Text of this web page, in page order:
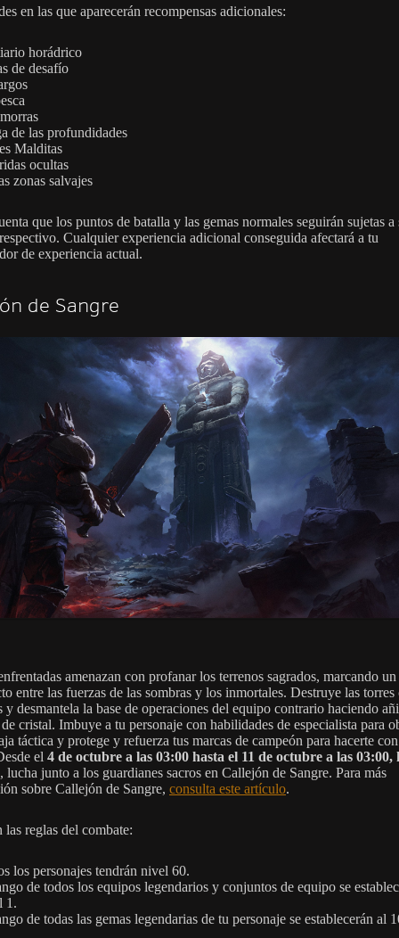
en las que aparecerán recompensas adicionales:
horádrico
de desafío
de las profundidades
Malditas
ocultas
zonas salvajes
que los puntos de batalla y las gemas normales seguirán sujetas
Cualquier experiencia adicional conseguida afectará a tu
de experiencia actual.
de Sangre
amenazan con profanar los terrenos sagrados, marcando
entre las fuerzas de las sombras y los inmortales. Destruye las torres
y desmantela la base de operaciones del equipo contrario haciendo
cristal. Imbuye a tu personaje con habilidades de especialista para
táctica y protege y refuerza tus marcas de campeón para hacerte
el 4 de octubre a las 03:00 hasta el 11 de octubre a las 03:00,
, lucha junto a los guardianes sacros en Callejón de Sangre. Para más
sobre Callejón de Sangre, consulta este artículo.
las reglas del combate:
los personajes tendrán nivel 60.
de todos los equipos legendarios y conjuntos de equipo se
1.
de todas las gemas legendarias de tu personaje se establecerán al